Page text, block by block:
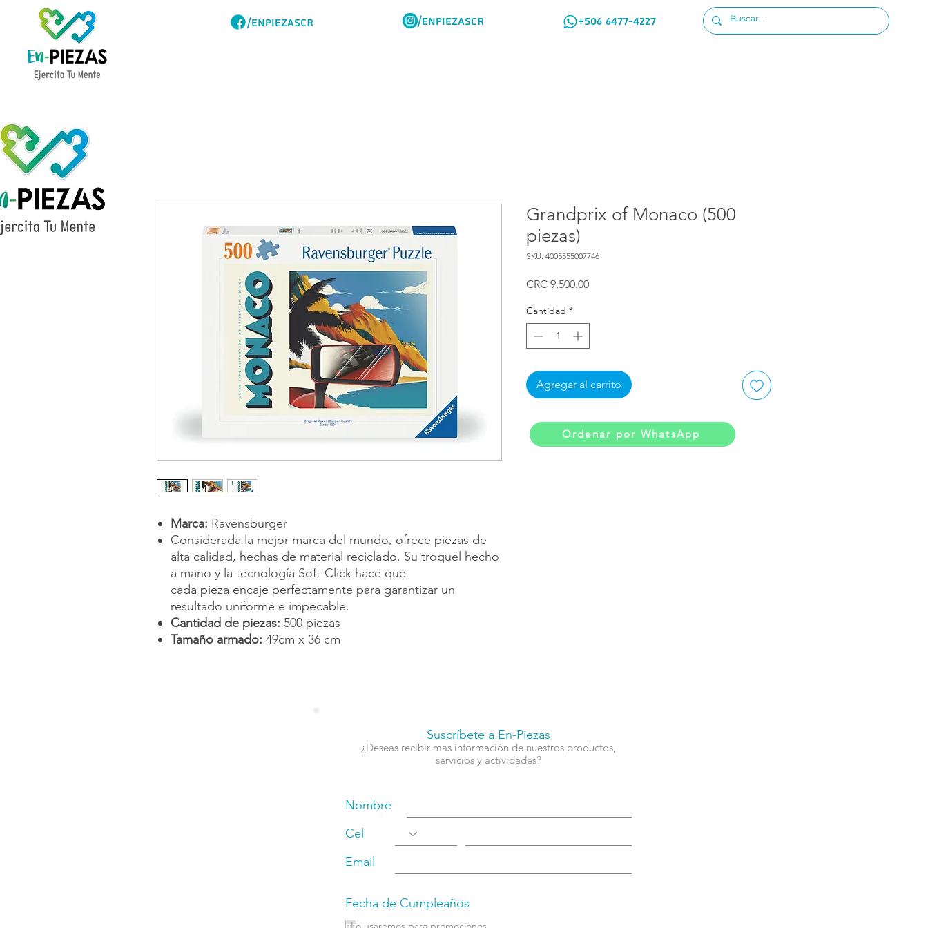
/ENPIEZASCR /ENPIEZASCR +506 6477-4227
Marca: Ravensburger
Considerada la mejor marca del mundo, ofrece piezas de
alta calidad, hechas de material reciclado. Su troquel hecho
a mano y la tecnología Soft-Click hace que
cada pieza encaje perfectamente para garantizar un
resultado uniforme e impecable.
Cantidad de piezas: 500 piezas
Tamaño armado: 49cm x 36 cm
Grandprix of Monaco (500
piezas)
SKU: 4005555007746
CRC 9,500.00Precio
Cantidad *
Agregar al carrito
Ordenar por WhatsApp
Suscríbete a En-Piezas
¿Deseas recibir mas información de nuestros productos,
servicios y actividades?
Nombre
Cel
Email
Fecha de Cumpleaños